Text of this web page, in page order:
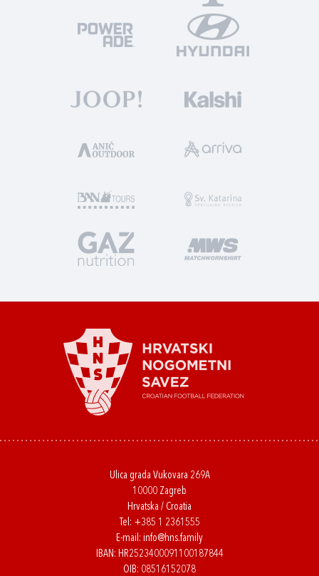
Ulica grada Vukovara 269A
10000 Zagreb
Hrvatska / Croatia
Tel: +385 1 2361555
E-mail: info@hns.family
IBAN: HR2523400091100187844
OIB: 08516152078